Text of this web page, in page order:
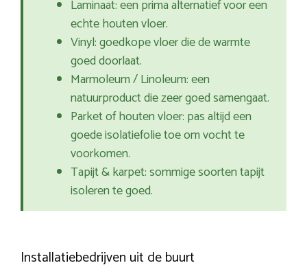
Laminaat: een prima alternatief voor een
echte houten vloer.
Vinyl: goedkope vloer die de warmte
goed doorlaat.
Marmoleum / Linoleum: een
natuurproduct die zeer goed samengaat.
Parket of houten vloer: pas altijd een
goede isolatiefolie toe om vocht te
voorkomen.
Tapijt & karpet: sommige soorten tapijt
isoleren te goed.
Installatiebedrijven uit de buurt